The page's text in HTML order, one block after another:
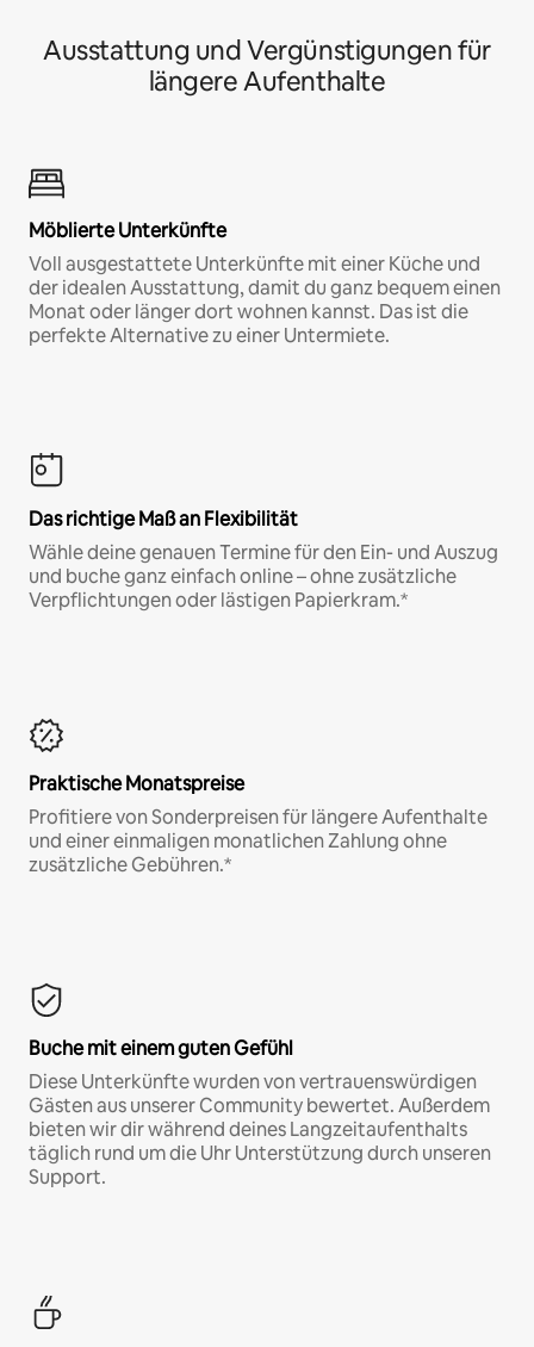
Ausstattung und Vergünstigungen für
längere Aufenthalte
Möblierte Unterkünfte
Voll ausgestattete Unterkünfte mit einer Küche und
der idealen Ausstattung, damit du ganz bequem einen
Monat oder länger dort wohnen kannst. Das ist die
perfekte Alternative zu einer Untermiete.
Das richtige Maß an Flexibilität
Wähle deine genauen Termine für den Ein- und Auszug
und buche ganz einfach online – ohne zusätzliche
Verpflichtungen oder lästigen Papierkram.*
Praktische Monatspreise
Profitiere von Sonderpreisen für längere Aufenthalte
und einer einmaligen monatlichen Zahlung ohne
zusätzliche Gebühren.*
Buche mit einem guten Gefühl
Diese Unterkünfte wurden von vertrauenswürdigen
Gästen aus unserer Community bewertet. Außerdem
bieten wir dir während deines Langzeitaufenthalts
täglich rund um die Uhr Unterstützung durch unseren
Support.